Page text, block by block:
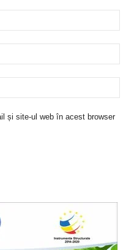
și site-ul web în acest browser